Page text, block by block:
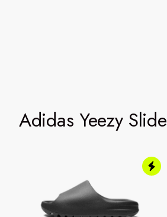
Adidas Yeezy Slide